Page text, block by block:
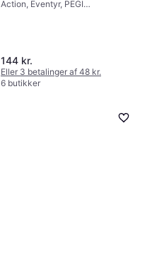
Action, Eventyr, PEGI
144 kr.
Eller 3 betalinger af 48 kr.
6 butikker